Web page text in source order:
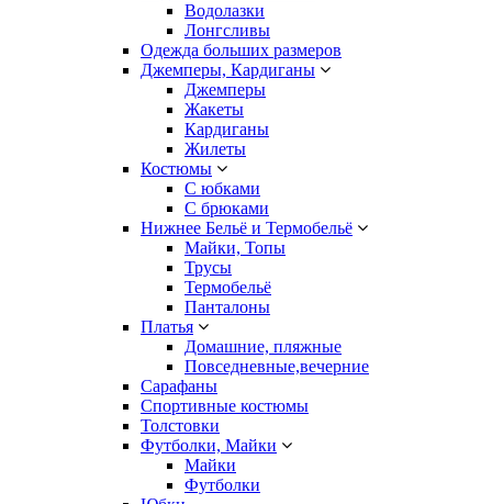
Водолазки
Лонгсливы
Одежда больших размеров
Джемперы, Кардиганы
Джемперы
Жакеты
Кардиганы
Жилеты
Костюмы
С юбками
С брюками
Нижнее Бельё и Термобельё
Майки, Топы
Трусы
Термобельё
Панталоны
Платья
Домашние, пляжные
Повседневные,вечерние
Сарафаны
Спортивные костюмы
Толстовки
Футболки, Майки
Майки
Футболки